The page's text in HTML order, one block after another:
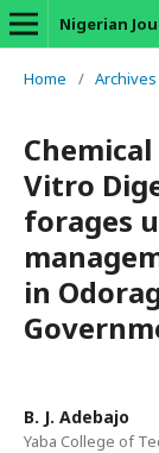
Nigerian
Home / Archives
Vitro
forages
in
B. J. Adebajo
Yaba College of